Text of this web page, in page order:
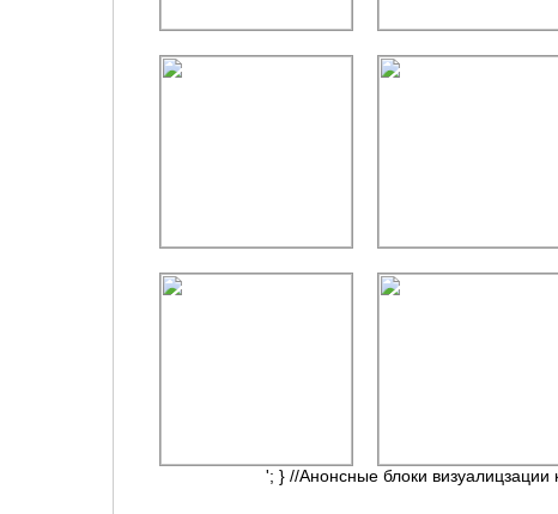
'; } //Анонсные блоки визуалицзации